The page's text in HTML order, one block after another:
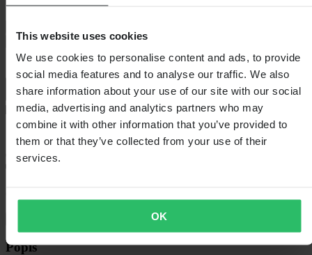
This website uses cookies
We use cookies to personalise content and ads, to provide
social media features and to analyse our traffic. We also
share information about your use of our site with our social
media, advertising and analytics partners who may
combine it with other information that you’ve provided to
them or that they’ve collected from your use of their
services.
OK
Přidat do košíku
Popis